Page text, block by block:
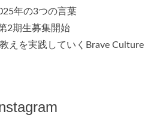
年の3つの言葉
2期生募集開始
えを実践していくBrave Culture